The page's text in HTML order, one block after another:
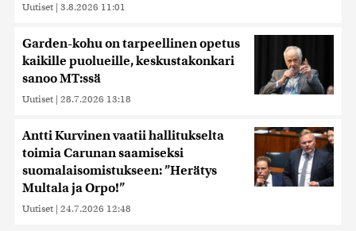
Uutiset | 3.8.2026 11:01
Garden-kohu on tarpeellinen opetus
kaikille puolueille, keskustakonkari
sanoo MT:ssä
Uutiset | 28.7.2026 13:18
Antti Kurvinen vaatii hallitukselta
toimia Carunan saamiseksi
suomalaisomistukseen: ”Herätys
Multala ja Orpo!”
Uutiset | 24.7.2026 12:48